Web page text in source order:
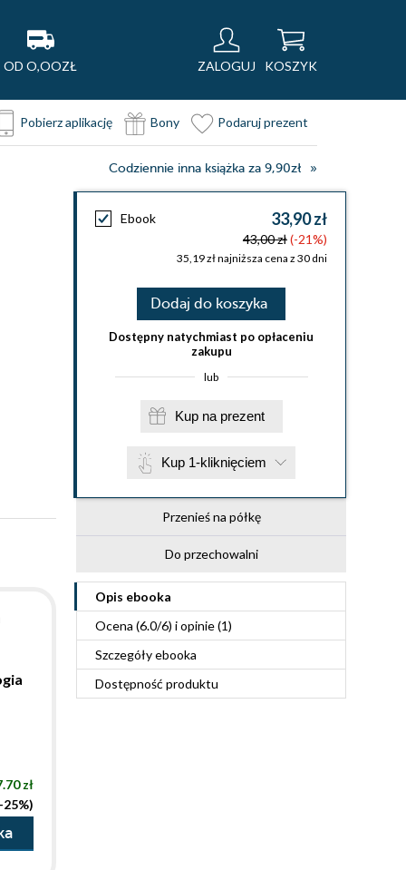
OD O,OOZŁ ZALOGUJ KOSZYK
Pobierz aplikację Bony Podaruj prezent
Codziennie inna książka za 9,90zł
Ebook 33,90 zł
43,00 zł(-21%)
35,19 zł najniższa cena z 30 dni
Dodaj do koszyka
Dostępny natychmiast po opłaceniu
zakupu
lub
Kup na prezent
Kup 1-kliknięciem
Przenieś na półkę
Do przechowalni
Opis ebooka
Ocena (6.0/6) i opinie (1)
Szczegółyebooka
Dostępność produktu
zł
25%)